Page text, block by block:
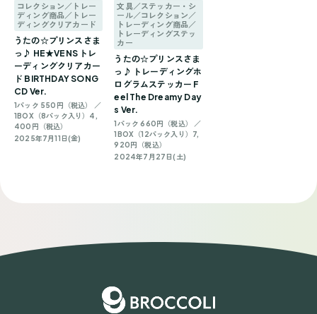
コレクション／トレー
ディング商品／トレー
ディングクリアカード
うたの☆プリンスさま
っ♪ HE★VENS トレ
ーディングクリアカー
ド BIRTHDAY SONG
CD Ver.
1パック 550円（税込） ／
1BOX（8パック入り）4,
400円（税込）
2025年7月11日(金)
文具／ステッカー・シ
ール／コレクション／
トレーディング商品／
トレーディングステッ
カー
うたの☆プリンスさま
っ♪ トレーディングホ
ログラムステッカー F
eel The Dreamy Day
s Ver.
1パック 660円（税込） ／
1BOX（12パック入り）7,
920円（税込）
2024年7月27日(土)